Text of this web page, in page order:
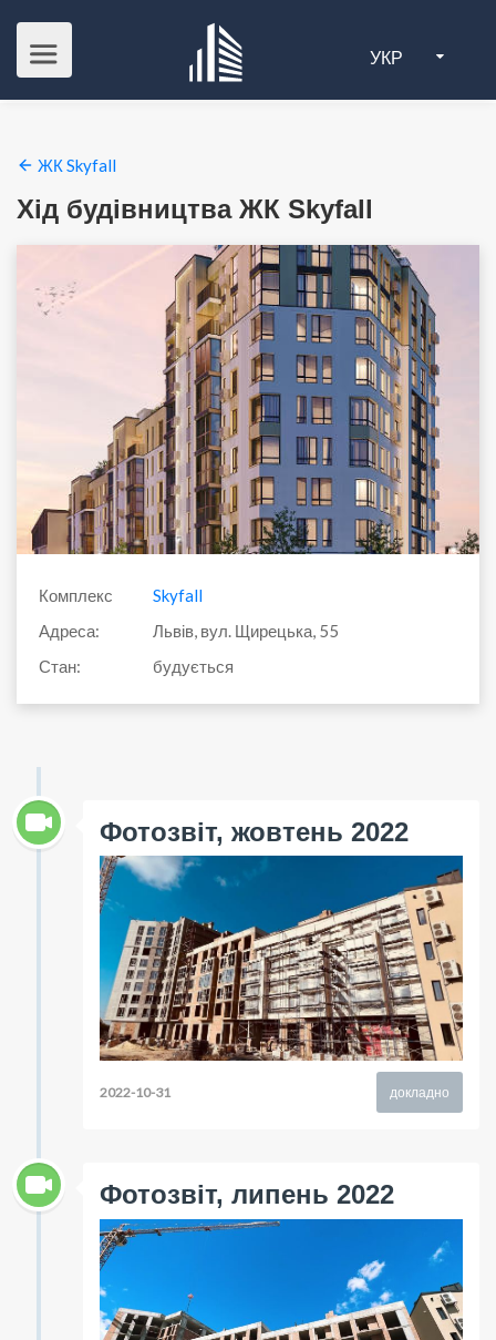
УКР
ЖК Skyfall
Хід будівництва ЖК Skyfall
Комплекс
Skyfall
Адреса:
Львів, вул. Щирецька, 55
Стан:
будується
Фотозвіт, жовтень 2022
докладно
2022-10-31
Фотозвіт, липень 2022